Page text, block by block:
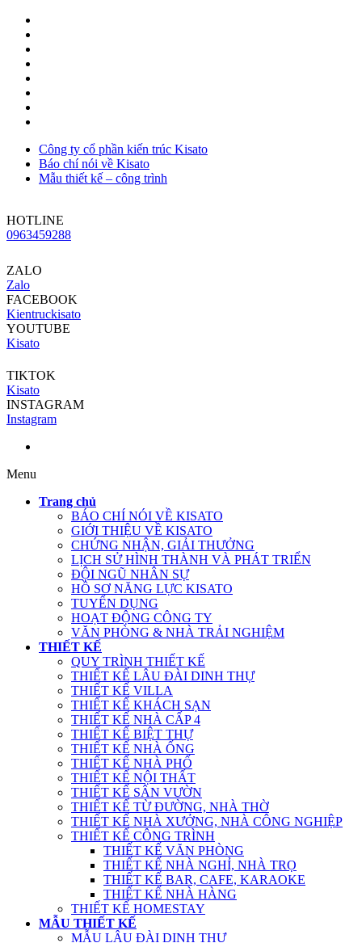
Công ty cổ phần kiến trúc Kisato
Báo chí nói về Kisato
Mẫu thiết kế – công trình
HOTLINE
0963459288
ZALO
Zalo
FACEBOOK
Kientruckisato
YOUTUBE
Kisato
TIKTOK
Kisato
INSTAGRAM
Instagram
Menu
Trang chủ
BÁO CHÍ NÓI VỀ KISATO
GIỚI THIỆU VỀ KISATO
CHỨNG NHẬN, GIẢI THƯỞNG
LỊCH SỬ HÌNH THÀNH VÀ PHÁT TRIỂN
ĐỘI NGŨ NHÂN SỰ
HỒ SƠ NĂNG LỰC KISATO
TUYỂN DỤNG
HOẠT ĐỘNG CÔNG TY
VĂN PHÒNG & NHÀ TRẢI NGHIỆM
THIẾT KẾ
QUY TRÌNH THIẾT KẾ
THIẾT KẾ LÂU ĐÀI DINH THỰ
THIẾT KẾ VILLA
THIẾT KẾ KHÁCH SẠN
THIẾT KẾ NHÀ CẤP 4
THIẾT KẾ BIỆT THỰ
THIẾT KẾ NHÀ ỐNG
THIẾT KẾ NHÀ PHỐ
THIẾT KẾ NỘI THẤT
THIẾT KẾ SÂN VƯỜN
THIẾT KẾ TỪ ĐƯỜNG, NHÀ THỜ
THIẾT KẾ NHÀ XƯỞNG, NHÀ CÔNG NGHIỆP
THIẾT KẾ CÔNG TRÌNH
THIẾT KẾ VĂN PHÒNG
THIẾT KẾ NHÀ NGHỈ, NHÀ TRỌ
THIẾT KẾ BAR, CAFE, KARAOKE
THIẾT KẾ NHÀ HÀNG
THIẾT KẾ HOMESTAY
MẪU THIẾT KẾ
MẪU LÂU ĐÀI DINH THỰ